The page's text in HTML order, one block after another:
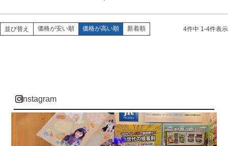
並び替え 価格が安い順 価格が高い順 新着順 4件中 1 -4件表示
instagram